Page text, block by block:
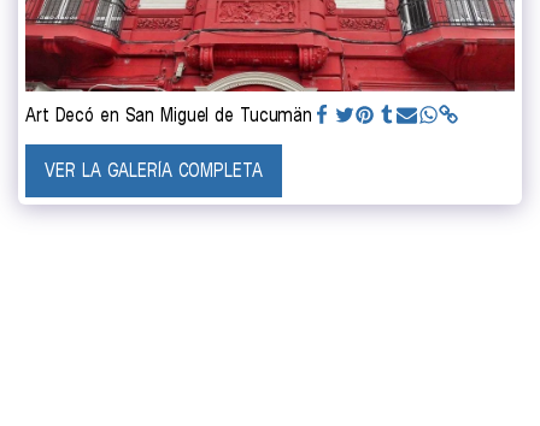
Art Decó en San Miguel de Tucumän
VER LA GALERÍA COMPLETA